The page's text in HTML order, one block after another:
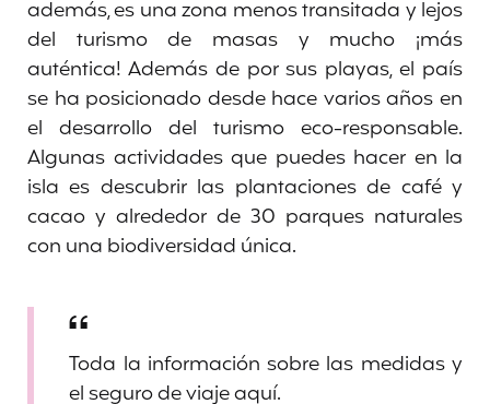
además, es una zona menos transitada y lejos
del turismo de masas y mucho ¡más
auténtica! Además de por sus playas, el país
se ha posicionado desde hace varios años en
el desarrollo del turismo eco-responsable.
Algunas actividades que puedes hacer en la
isla es descubrir las plantaciones de café y
cacao y alrededor de 30 parques naturales
con una biodiversidad única.
Toda la información sobre las medidas y
el seguro de viaje aquí.